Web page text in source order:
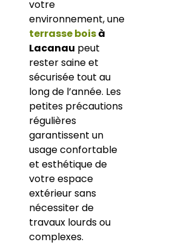
votre
environnement, une
terrasse boisà
Lacanau peut
rester saine et
sécurisée tout au
long de l’année. Les
petites précautions
régulières
garantissent un
usage confortable
et esthétique de
votre espace
extérieur sans
nécessiter de
travaux lourds ou
complexes.